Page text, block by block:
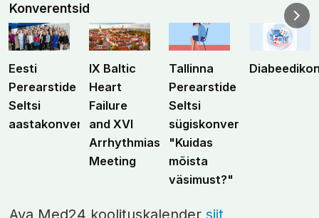
Konverentsid
Eesti
Perearstide
Seltsi
aastakonverents
IX Baltic
Heart
Failure
and XVI
Arrhythmias
Meeting
Tallinna
Perearstide
Seltsi
sügiskonverents
"Kuidas
mõista
väsimust?"
Ava Med24 koolituskalendersiit